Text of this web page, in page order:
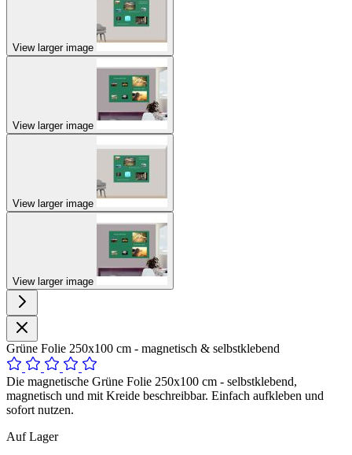
View larger image
View larger image
View larger image
View larger image
Grüne Folie 250x100 cm - magnetisch & selbstklebend
Die magnetische Grüne Folie 250x100 cm - selbstklebend,
magnetisch und mit Kreide beschreibbar. Einfach aufkleben und
sofort nutzen.
Auf Lager